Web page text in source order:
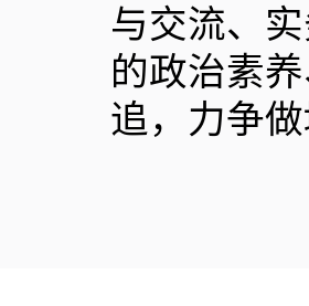
与交流、
的政治素
追，力争